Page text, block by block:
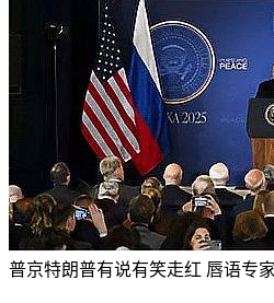
普京特朗普有说有笑走红 唇语专